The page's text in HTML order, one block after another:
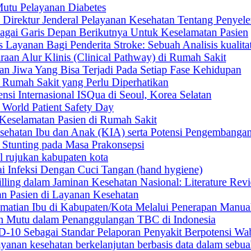
Pelayanan Diabetes
Jenderal Pelayanan Kesehatan Tentang
Garis Depan Berikutnya Untuk Keselamatan Pasien
Bagi Penderita Stroke: Sebuah Analisis
Alur Klinis (Clinical Pathway) di Rumah Sakit
Jiwa Yang Bisa Terjadi Pada Setiap Fase Kehidupan
Sakit yang Perlu Diperhatikan
Internasional ISQua di Seoul, Korea Selatan
World Patient Safety Day
Pasien di Rumah Sakit
Ibu dan Anak (KIA) serta Potensi
pada Masa Prakonsepsi
rujukan kabupaten kota
Infeksi Dengan Cuci Tangan (hand hygiene)
dalam Jaminan Kesehatan Nasional: Literature
Pasien di Layanan Kesehatan
Ibu di Kabupaten/Kota Melalui Penerapan
Mutu dalam Penanggulangan TBC di Indonesia
10 Sebagai Standar Pelaporan Penyakit Berpotensi
kesehatan berkelanjutan berbasis data dalam